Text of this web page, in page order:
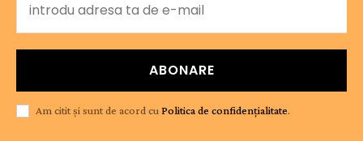
ABONARE
Am citit și sunt de acord cu Politica de confidențialitate.